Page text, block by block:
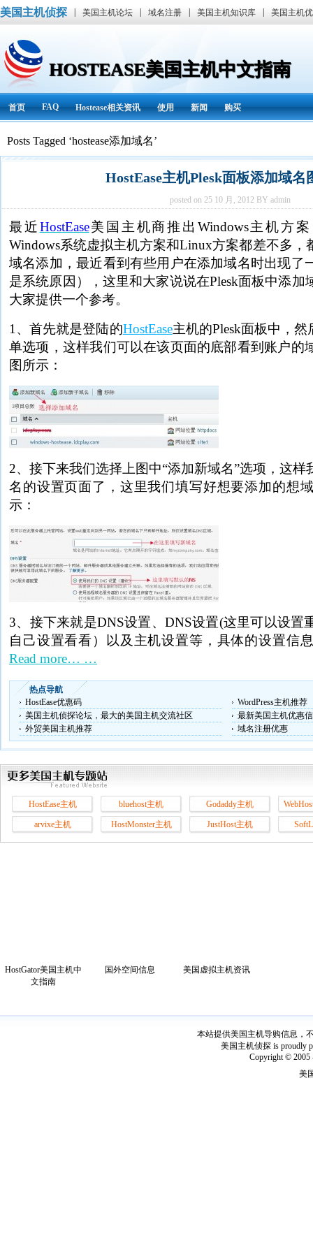
美国主机侦探 美国主机论坛 域名注册 美国主机知识库 美国主机
HOSTEASE美国主机中文指南
首页 FAQ Hostease相关资讯 使用 新闻 购买
Posts Tagged ‘hostease添加域名’
HostEase主机Plesk面板添加域名
posted on 25 10 月, 2012 BY admin
最近HostEase美国主机商推出Windows主机方案
Windows系统虚拟主机方案和Linux方案都差不多，
域名添加，最近看到有些用户在添加域名时出现了
是系统原因），这里和大家说说在Plesk面板中添加
大家提供一个参考。
1、首先就是登陆的HostEase主机的Plesk面板中，
单选项，这样我们可以在该页面的底部看到账户的
图所示：
2、接下来我们选择上图中“添加新域名”选项，这
名的设置页面了，这里我们填写好想要添加的想
示：
3、接下来就是DNS设置、DNS设置(这里可以设置
自己设置看看）以及主机设置等，具体的设置信
Read more… …
热点导航
HostEase优惠码
WordPress主机推荐
美国主机侦探论坛，最大的美国主机交流社区
最新美国主机优惠
外贸美国主机推荐
域名注册优惠
HostEase主机 bluehost主机 Godaddy主机
arvixe主机 HostMonster主机 JustHost主机
HostGator美国主机中
文指南
国外空间信息 美国虚拟主机资讯
本站提供美国主机导购信息，
美国主机侦探 is proudly
Copyright © 2005
美